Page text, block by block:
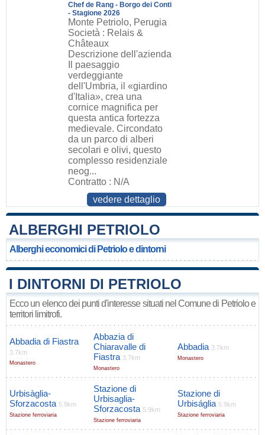
Chef de Rang - Borgo dei Conti
- Stagione 2026
Monte Petriolo, Perugia
Società : Relais &
Châteaux
Descrizione dell'azienda
Il paesaggio
verdeggiante
dell'Umbria, il «giardino
d'Italia», crea una
cornice magnifica per
questa antica fortezza
medievale. Circondato
da un parco di alberi
secolari e olivi, questo
complesso residenziale
neog...
Contratto : N/A
vedere dettaglio
ALBERGHI PETRIOLO
Alberghi economici di Petriolo e dintorni
I DINTORNI DI PETRIOLO
Ecco un elenco dei punti d'interesse situati nel Comune di Petriolo e
territori limitrofi.
Abbadia di Fiastra
3.7km
Monastero
Abbazia di
Chiaravalle di
Fiastra 3.7km
Monastero
Abbadia 3.7km
Monastero
Urbisàglia-
Sforzacosta 5.9km
Stazione ferroviaria
Stazione di
Urbisaglia-
Sforzacosta 5.9km
Stazione ferroviaria
Stazione di
Urbiságlia 5.9km
Stazione ferroviaria